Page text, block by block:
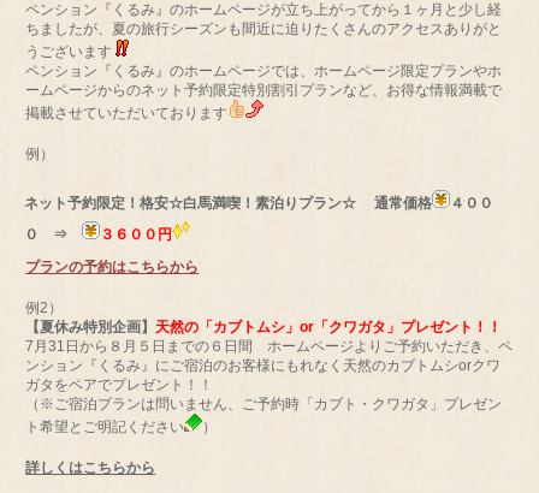
ペンション『くるみ』のホームページが立ち上がってから１ヶ月と少し経
ちましたが、夏の旅行シーズンも間近に迫りたくさんのアクセスありがと
うございます
ペンション『くるみ』のホームページでは、ホームページ限定プランやホ
ームページからのネット予約限定特別割引プランなど、お得な情報満載で
掲載させていただいております
例）
ネット予約限定！格安☆白馬満喫！素泊りプラン☆ 通常価格
４００
０ ⇒
３６００円
プランの予約はこちらから
例2）
【夏休み特別企画】 天然の「カブトムシ」or「クワガタ」プレゼント！！
7月31日から８月５日までの６日間 ホームページよりご予約いただき、ペ
ンション『くるみ』にご宿泊のお客様にもれなく天然のカブトムシorクワ
ガタをペアでプレゼント！！
（※ご宿泊プランは問いません、ご予約時「カブト・クワガタ」プレゼン
ト希望とご明記ください
）
詳しくはこちらから